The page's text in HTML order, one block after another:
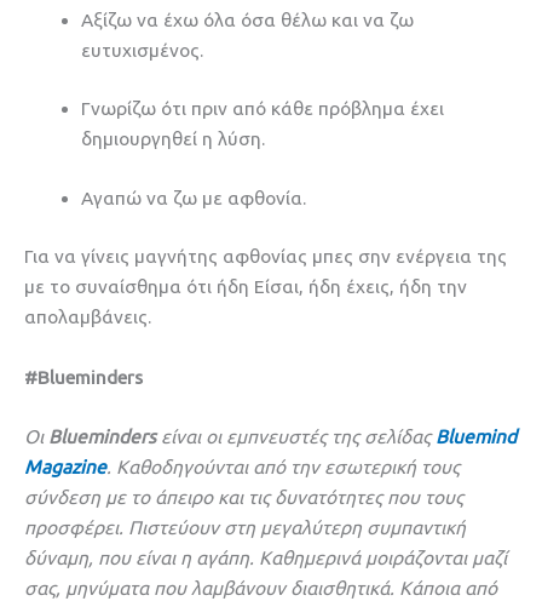
Αξίζω να έχω όλα όσα θέλω και να ζω
ευτυχισμένος.
Γνωρίζω ότι πριν από κάθε πρόβλημα έχει
δημιουργηθεί η λύση.
Αγαπώ να ζω με αφθονία.
Για να γίνεις μαγνήτης αφθονίας μπες σην ενέργεια της
με το συναίσθημα ότι ήδη Είσαι, ήδη έχεις, ήδη την
απολαμβάνεις.
#Blueminders
Οι Bluemindersείναι οι εμπνευστές της σελίδαςBluemind
Magazine. Καθοδηγούνται από την εσωτερική τους
σύνδεση με το άπειρο και τις δυνατότητες που τους
προσφέρει. Πιστεύουν στη μεγαλύτερη συμπαντική
δύναμη, που είναι η αγάπη. Καθημερινά μοιράζονται μαζί
σας, μηνύματα που λαμβάνουν διαισθητικά. Κάποια από